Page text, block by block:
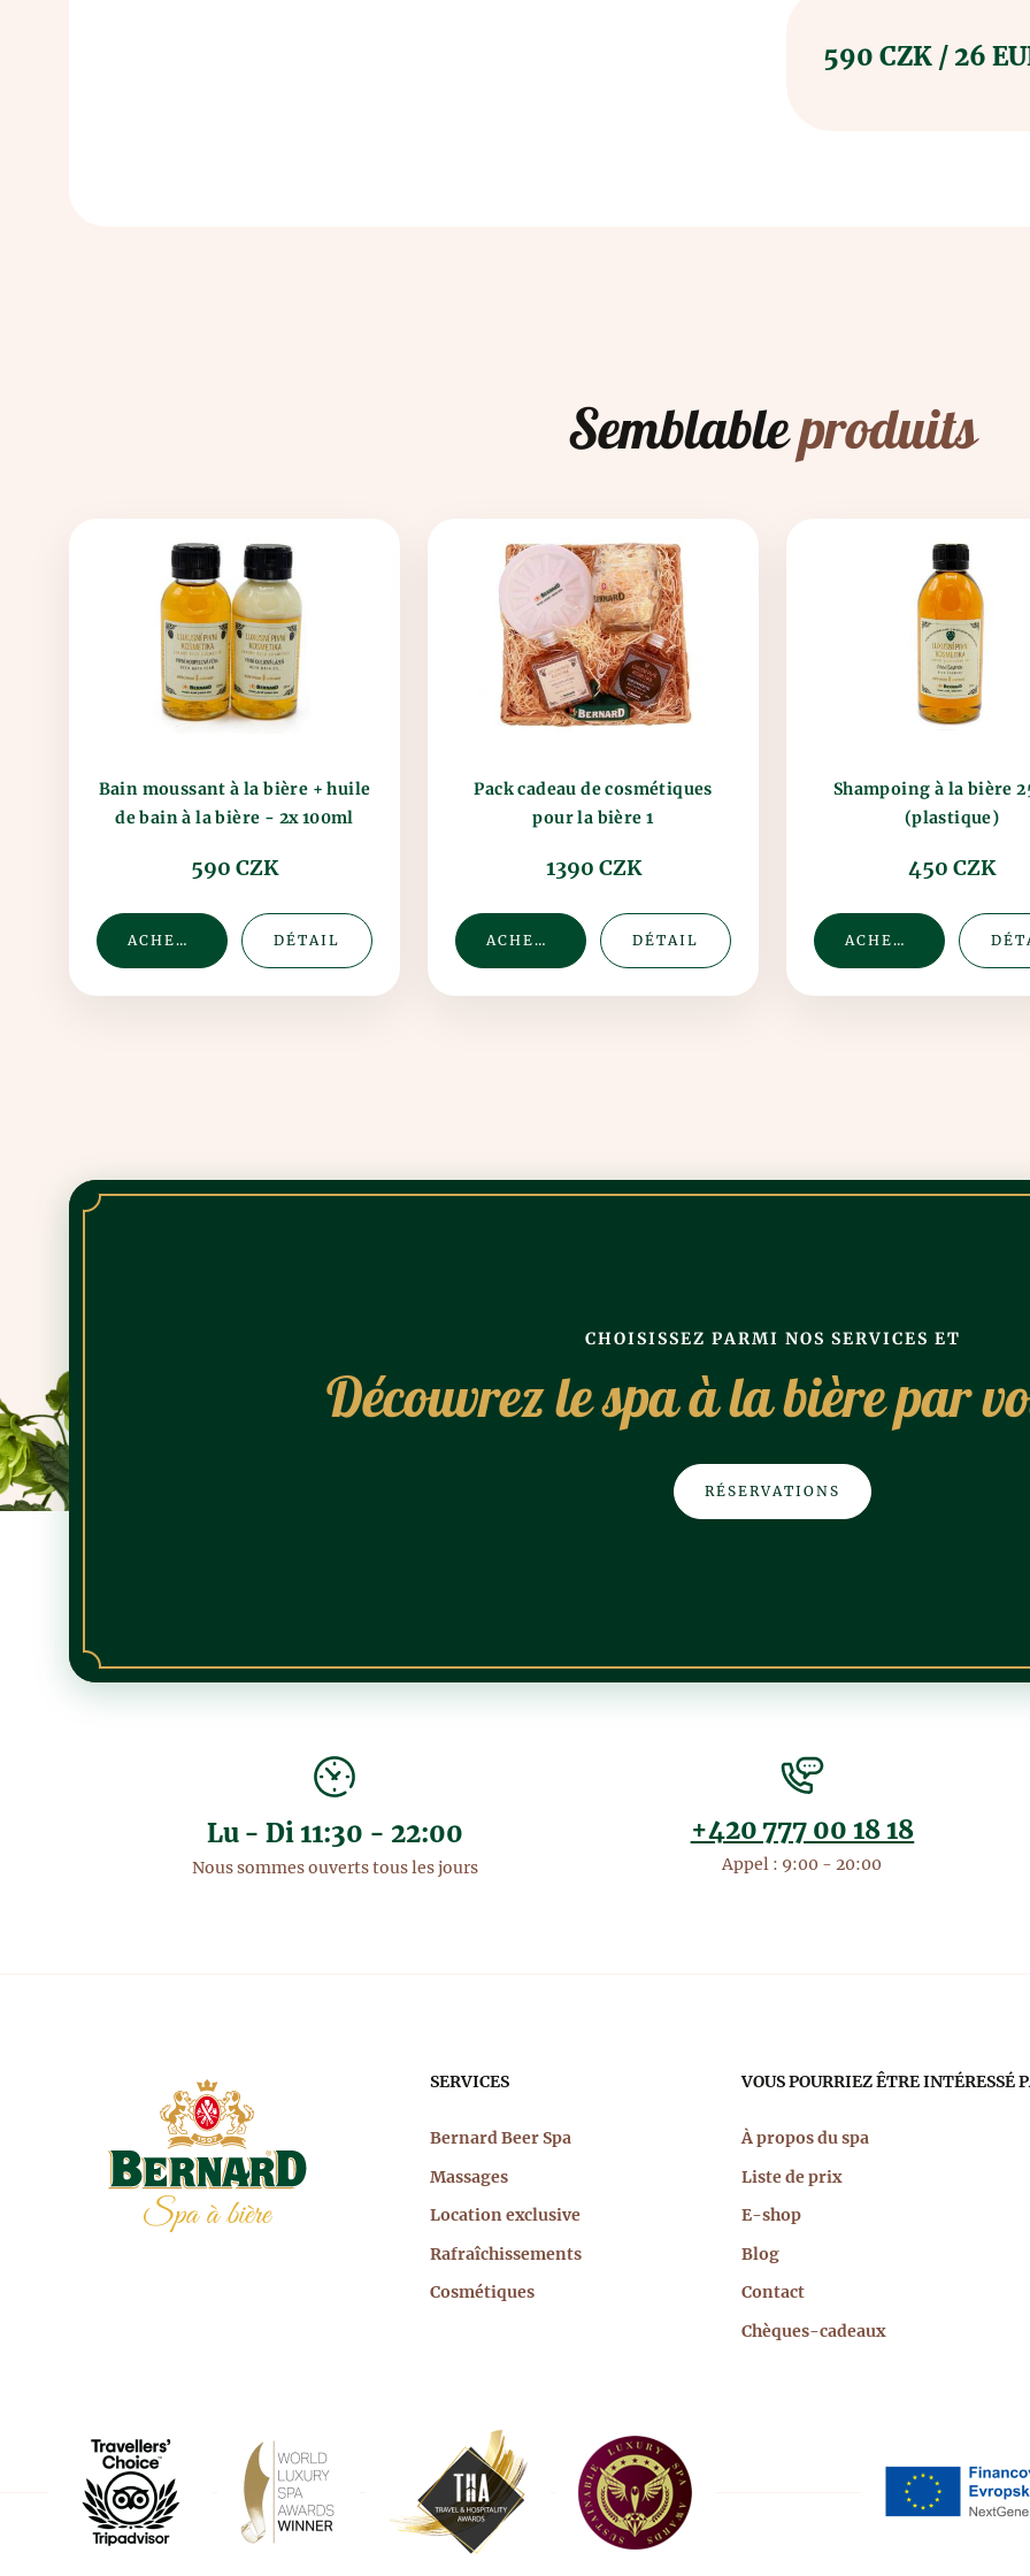
590 CZK / 26
Semblableproduits
Bain moussant à la bière + huile
de bain à la bière - 2x 100ml
590 CZK
ACHETER DÉTAIL
Pack cadeau de cosmétiques
pour la bière 1
1390 CZK
ACHETER DÉTAIL
Shampoing à la bière
(plastique)
450 CZK
ACHETER
CHOISISSEZ PARMI NOS SERVICES ET
Découvrez le spa à la bière par
RÉSERVATIONS
Lu - Di 11:30 - 22:00
Nous sommes ouverts tous les jours
+420 777 00 18 18
Appel : 9:00 - 20:00
Navigation
principale
SERVICES
Bernard Beer Spa
Massages
Location exclusive
Rafraîchissements
Cosmétiques
VOUS POURRIEZ ÊTRE INTÉRESSÉ
À propos du spa
Liste de prix
E-shop
Blog
Contact
Chèques-cadeaux